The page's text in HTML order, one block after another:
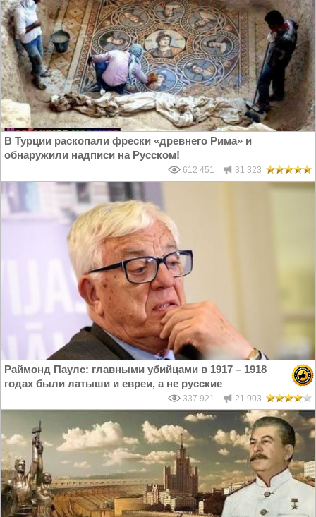
В Турции раскопали фрески «древнего Рима» и
обнаружили надписи на Русском!
612 451 31 323
Раймонд Паулс: главными убийцами в 1917 – 1918
годах были латыши и евреи, а не русские
337 921 21 903